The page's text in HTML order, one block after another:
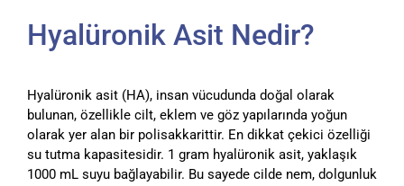
Hyalüronik Asit Nedir?
Hyalüronik asit (HA), insan vücudunda doğal olarak
bulunan, özellikle cilt, eklem ve göz yapılarında yoğun
olarak yer alan bir polisakkarittir. En dikkat çekici özelliği
su tutma kapasitesidir. 1 gram hyalüronik asit, yaklaşık
1000 mL suyu bağlayabilir. Bu sayede cilde nem, dolgunluk